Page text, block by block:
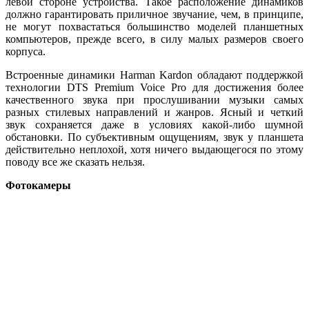
должно гарантировать приличное звучание, чем, в принципе,
не могут похвастаться большинство моделей планшетных
компьютеров, прежде всего, в силу малых размеров своего
корпуса.
Встроенные динамики Harman Kardon обладают поддержкой
технологии DTS Premium Voice Pro для достижения более
качественного звука при прослушивании музыки самых
разных стилевых направлений и жанров. Ясный и четкий
звук сохраняется даже в условиях какой-либо шумной
обстановки. По субъективным ощущениям, звук у планшета
действительно неплохой, хотя ничего выдающегося по этому
поводу все же сказать нельзя.
Фотокамеры